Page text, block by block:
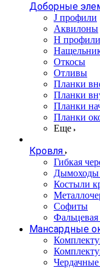
Доборные
J профили
Аквилоны
Н профили
Откосы
Отливы
Планки
Планки
Планки
Планки
Еще
Кровля
Гибкая
Дымоходы
Костыли
Софиты
Фальцевая
Мансардные